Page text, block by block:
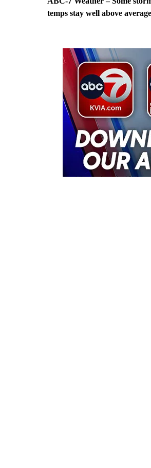
temps stay well above average